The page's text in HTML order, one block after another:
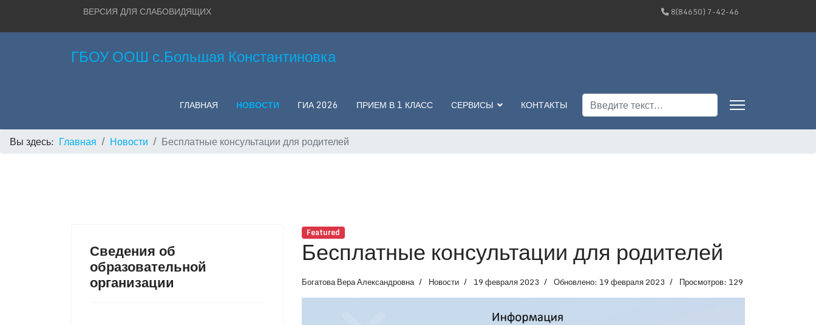
ВЕРСИЯ ДЛЯ СЛАБОВИДЯЩИХ 8(84650) 7-42-46
ГБОУ ООШ с.Большая Константиновка
ГЛАВНАЯ НОВОСТИ ГИА 2026 ПРИЕМ В 1 КЛАСС СЕРВИСЫ КОНТАКТЫ Поиск
Вы здесь: Главная Новости Бесплатные консультации для родителей
Сведения об
образовательной
организации
Featured
Бесплатные консультации для родителей
Богатова Вера Александровна Новости 19 февраля 2023 Обновлено: 19 февраля 2023 Просмотров: 129